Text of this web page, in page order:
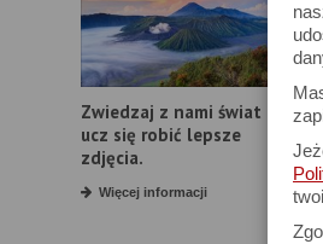
Zwiedzaj z nami świat i
ucz się robić lepsze
zdjęcia.
Więcej informacji